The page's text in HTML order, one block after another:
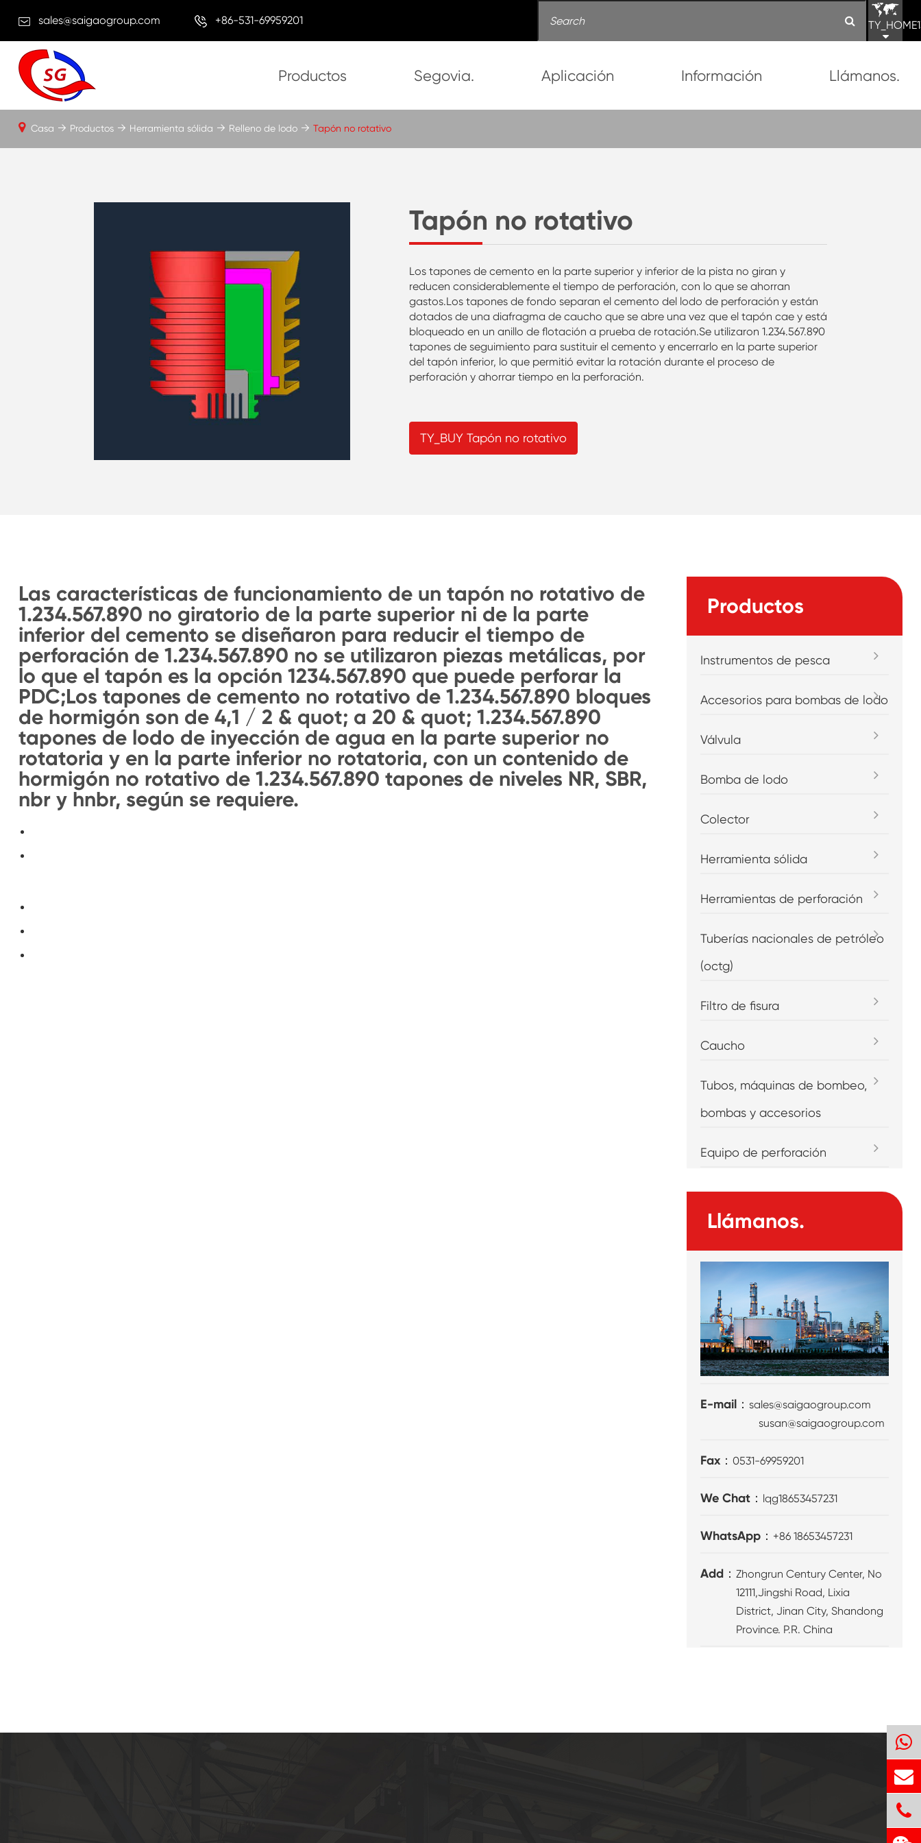
sales@saigaogroup.com +86-531-69959201
Productos Segovia. Aplicación Información Llámanos.
Tapón no rotativo
Los tapones de cemento en la parte superior y inferior de la pista no giran y
reducen considerablemente el tiempo de perforación, con lo que se ahorran
gastos.Los tapones de fondo separan el cemento del lodo de perforación y están
dotados de una diafragma de caucho que se abre una vez que el tapón cae y está
bloqueado en un anillo de flotación a prueba de rotación.Se utilizaron 1.234.567.890
tapones de seguimiento para sustituir el cemento y encerrarlo en la parte superior
del tapón inferior, lo que permitió evitar la rotación durante el proceso de
perforación y ahorrar tiempo en la perforación.
TY_BUY Tapón no rotativo
Casa Productos Herramienta sólida Relleno de lodo Tapón no rotativo
Las características de funcionamiento de un tapón no rotativo de
1.234.567.890 no giratorio de la parte superior ni de la parte
inferior del cemento se diseñaron para reducir el tiempo de
perforación de 1.234.567.890 no se utilizaron piezas metálicas, por
lo que el tapón es la opción 1234.567.890 que puede perforar la
PDC;Los tapones de cemento no rotativo de 1.234.567.890 bloques
de hormigón son de 4,1 / 2 & quot; a 20 & quot; 1.234.567.890
tapones de lodo de inyección de agua en la parte superior no
rotatoria y en la parte inferior no rotatoria, con un contenido de
hormigón no rotativo de 1.234.567.890 tapones de niveles NR, SBR,
nbr y hnbr, según se requiere.
Productos
Instrumentos de pesca
Accesorios para bombas de lodo
Válvula
Bomba de lodo
Colector
Herramienta sólida
Herramientas de perforación
Tuberías nacionales de petróleo
(octg)
Filtro de fisura
Caucho
Tubos, máquinas de bombeo,
bombas y accesorios
Equipo de perforación
Llámanos.
E-mail：sales@saigaogroup.com
susan@saigaogroup.com
Fax：0531-69959201
We Chat： lqg18653457231
WhatsApp： +86 18653457231
Add：Zhongrun Century Center, No
12111,Jingshi Road, Lixia
District, Jinan City, Shandong
Province. P.R. China